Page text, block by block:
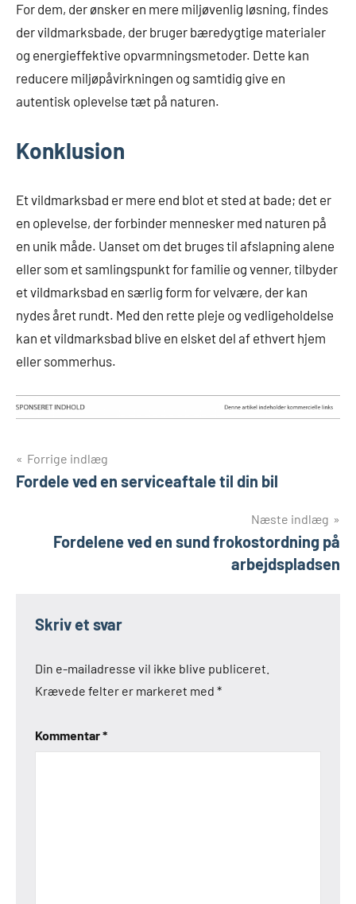
For dem, der ønsker en mere miljøvenlig løsning, findes
der vildmarksbade, der bruger bæredygtige materialer
og energieffektive opvarmningsmetoder. Dette kan
reducere miljøpåvirkningen og samtidig give en
autentisk oplevelse tæt på naturen.
Konklusion
Et vildmarksbad er mere end blot et sted at bade; det er
en oplevelse, der forbinder mennesker med naturen på
en unik måde. Uanset om det bruges til afslapning alene
eller som et samlingspunkt for familie og venner, tilbyder
et vildmarksbad en særlig form for velvære, der kan
nydes året rundt. Med den rette pleje og vedligeholdelse
kan et vildmarksbad blive en elsket del af ethvert hjem
eller sommerhus.
Indlægsnavigation
Forrige indlæg
Fordele ved en serviceaftale til din bil
Næste indlæg
Fordelene ved en sund frokostordning på
arbejdspladsen
Skriv et svar
Din e-mailadresse vil ikke blive publiceret.
Krævede felter er markeret med *
Kommentar*